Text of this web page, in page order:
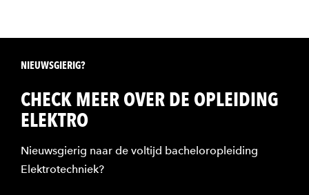
NIEUWSGIERIG?
CHECK MEER OVER DE OPLEIDING
ELEKTRO
Nieuwsgierig naar de voltijd bacheloropleiding
Elektrotechniek?